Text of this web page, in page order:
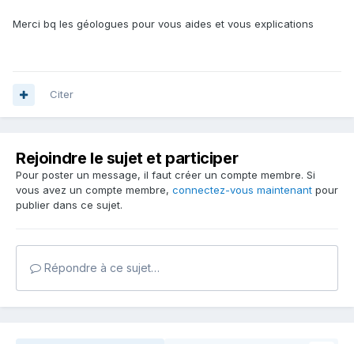
Merci bq les géologues pour vous aides et vous explications
Citer
Rejoindre le sujet et participer
Pour poster un message, il faut créer un compte membre. Si
vous avez un compte membre, connectez-vous maintenant pour
publier dans ce sujet.
Répondre à ce sujet…